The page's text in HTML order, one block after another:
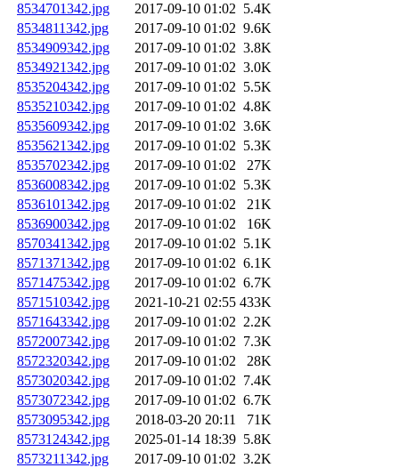
8534701342.jpg
2017-09-10 01:02 5.4K
8534811342.jpg
2017-09-10 01:02 9.6K
8534909342.jpg
2017-09-10 01:02 3.8K
8534921342.jpg
2017-09-10 01:02 3.0K
8535204342.jpg
2017-09-10 01:02 5.5K
8535210342.jpg
2017-09-10 01:02 4.8K
8535609342.jpg
2017-09-10 01:02 3.6K
8535621342.jpg
2017-09-10 01:02 5.3K
8535702342.jpg
2017-09-10 01:02
27K
8536008342.jpg
2017-09-10 01:02 5.3K
8536101342.jpg
2017-09-10 01:02
21K
8536900342.jpg
2017-09-10 01:02
16K
8570341342.jpg
2017-09-10 01:02 5.1K
8571371342.jpg
2017-09-10 01:02 6.1K
8571475342.jpg
2017-09-10 01:02 6.7K
8571510342.jpg
2021-10-21 02:55 433K
8571643342.jpg
2017-09-10 01:02 2.2K
8572007342.jpg
2017-09-10 01:02 7.3K
8572320342.jpg
2017-09-10 01:02
28K
8573020342.jpg
2017-09-10 01:02 7.4K
8573072342.jpg
2017-09-10 01:02 6.7K
8573095342.jpg
2018-03-20 20:11
71K
8573124342.jpg
2025-01-14 18:39 5.8K
8573211342.jpg
2017-09-10 01:02 3.2K